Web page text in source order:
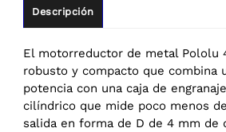
Descripción
El motorreductor de metal Pololu
robusto y compacto que combina
potencia con una caja de
cilíndrico que mide poco menos
salida en forma de D de 4 mm de